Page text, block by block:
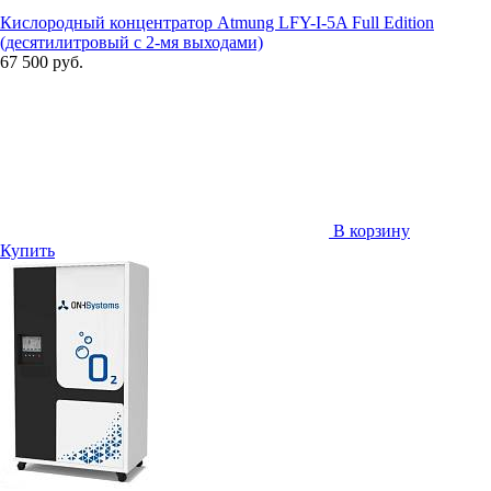
Кислородный концентратор Atmung LFY-I-5A Full Edition
(десятилитровый с 2-мя выходами)
67 500 руб.
В корзину
Купить